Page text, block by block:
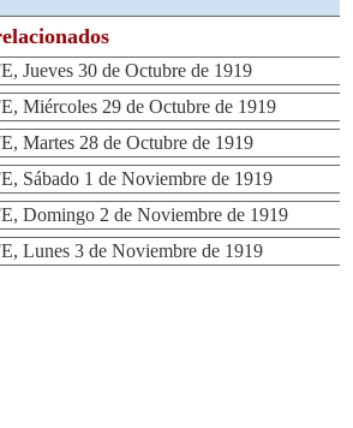
Jueves 30 de Octubre de 1919
Miércoles 29 de Octubre de 1919
Martes 28 de Octubre de 1919
Sábado 1 de Noviembre de 1919
Domingo 2 de Noviembre de 1919
Lunes 3 de Noviembre de 1919